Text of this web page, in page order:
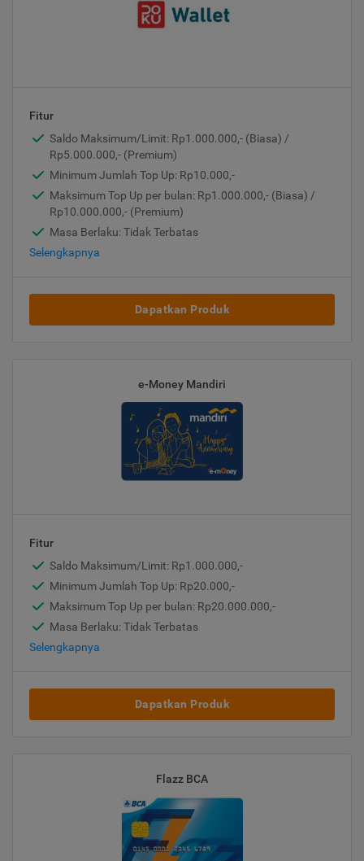
Fitur
Saldo Maksimum/Limit: Rp1.000.000,- (Biasa) /
Rp5.000.000,- (Premium)
Minimum Jumlah Top Up: Rp10.000,-
Maksimum Top Up per bulan: Rp1.000.000,- (Biasa) /
Rp10.000.000,- (Premium)
Masa Berlaku: Tidak Terbatas
Selengkapnya
Dapatkan Produk
e-Money Mandiri
Fitur
Saldo Maksimum/Limit: Rp1.000.000,-
Minimum Jumlah Top Up: Rp20.000,-
Maksimum Top Up per bulan: Rp20.000.000,-
Masa Berlaku: Tidak Terbatas
Selengkapnya
Dapatkan Produk
Flazz BCA